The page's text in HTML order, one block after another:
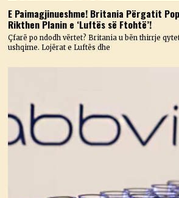
E Paimagjinueshme! Britania Përgatit
Rikthen Planin e ‘Luftës së Ftohtë’!
Çfarë po ndodh vërtet? Britania u bën thirrje
ushqime. Lojërat e Luftës dhe